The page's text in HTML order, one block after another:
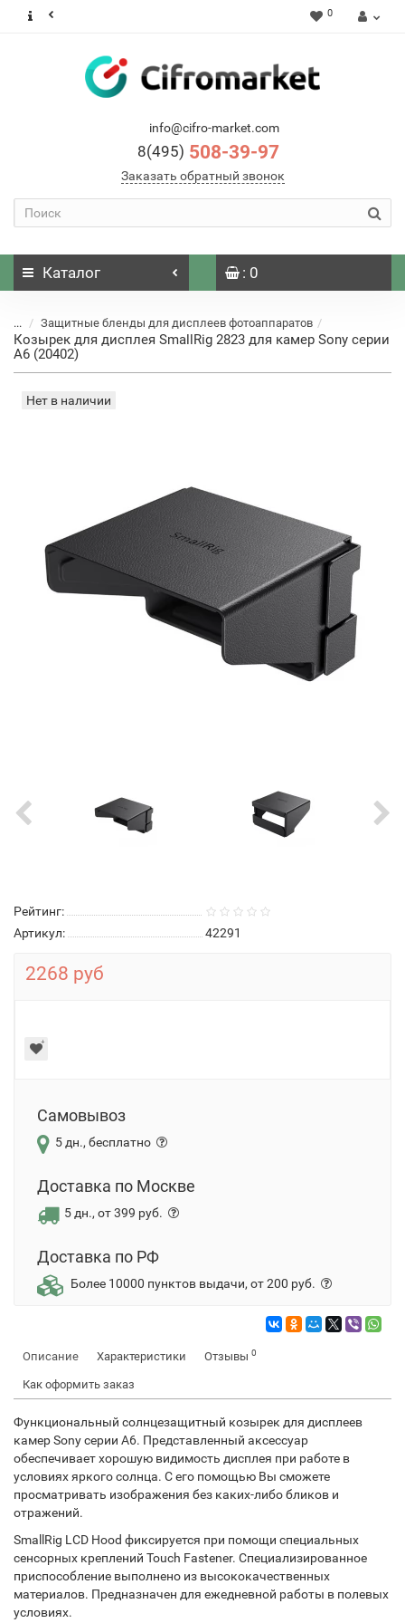
0
info@cifro-market.com
8(495) 508-39-97
Заказать обратный звонок
Каталог : 0
... Защитные бленды для дисплеев фотоаппаратов
Козырек для дисплея SmallRig 2823 для камер Sony серии
A6 (20402)
Нет в наличии
Рейтинг:
Артикул:
42291
2268 руб
Самовывоз
5 дн., бесплатно
Доставка по Москве
5 дн., от 399 руб.
Доставка по РФ
Более 10000 пунктов выдачи, от 200 руб.
Описание Характеристики Отзывы 0
Как оформить заказ
Функциональный солнцезащитный козырек для дисплеев
камер Sony серии А6. Представленный аксессуар
обеспечивает хорошую видимость дисплея при работе в
условиях яркого солнца. С его помощью Вы сможете
просматривать изображения без каких-либо бликов и
отражений.
SmallRig LCD Hood фиксируется при помощи специальных
сенсорных креплений Touch Fastener. Специализированное
приспособление выполнено из высококачественных
материалов. Предназначен для ежедневной работы в полевых
условиях.